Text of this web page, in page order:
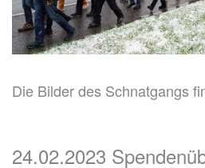
Die Bilder des Schnatgangs
24.02.2023